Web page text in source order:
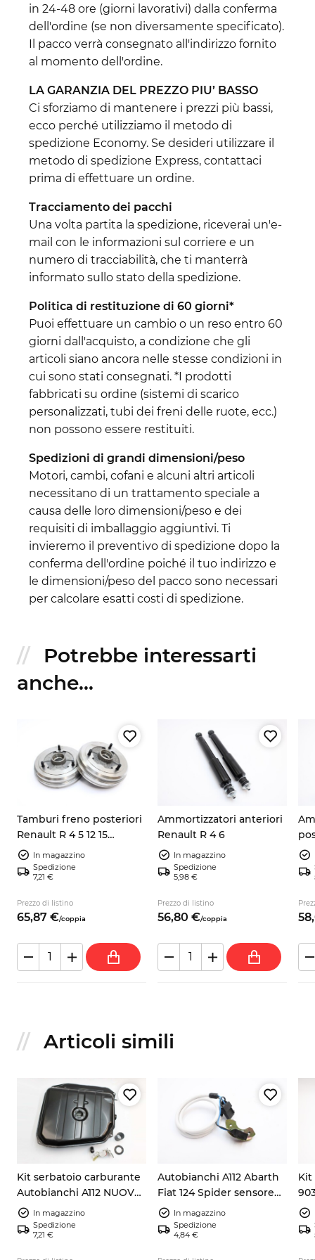
in 24-48 ore (giorni lavorativi) dalla conferma
dell'ordine (se non diversamente specificato).
Il pacco verrà consegnato all'indirizzo fornito
al momento dell'ordine.
LA GARANZIA DEL PREZZO PIU’ BASSO
Ci sforziamo di mantenere i prezzi più bassi,
ecco perché utilizziamo il metodo di
spedizione Economy. Se desideri utilizzare il
metodo di spedizione Express, contattaci
prima di effettuare un ordine.
Tracciamento dei pacchi
Una volta partita la spedizione, riceverai un'e-
mail con le informazioni sul corriere e un
numero di tracciabilità, che ti manterrà
informato sullo stato della spedizione.
Politica di restituzione di 60 giorni*
Puoi effettuare un cambio o un reso entro 60
giorni dall'acquisto, a condizione che gli
articoli siano ancora nelle stesse condizioni in
cui sono stati consegnati. *I prodotti
fabbricati su ordine (sistemi di scarico
personalizzati, tubi dei freni delle ruote, ecc.)
non possono essere restituiti.
Spedizioni di grandi dimensioni/peso
Motori, cambi, cofani e alcuni altri articoli
necessitano di un trattamento speciale a
causa delle loro dimensioni/peso e dei
requisiti di imballaggio aggiuntivi. Ti
invieremo il preventivo di spedizione dopo la
conferma dell'ordine poiché il tuo indirizzo e
le dimensioni/peso del pacco sono necessari
per calcolare esatti costi di spedizione.
Potrebbe interessarti
anche...
Tamburi freno posteriori
Renault R 4 5 12 15
7701460327
In magazzino
Spedizione
7,21 €
Prezzo di listino
65,87 €/coppia
Ammortizzatori anteriori
Renault R 4 6
In magazzino
Spedizione
5,98 €
Prezzo di listino
56,80 €/coppia
14
58,
Articoli simili
Kit serbatoio carburante
Autobianchi A112 NUOVO
+ galleggiante +
guarnizione + tubo
In magazzino
Spedizione
7,21 €
Autobianchi A112 Abarth
Fiat 124 Spider sensore
pick up accensione
9937730
In magazzino
Spedizione
4,84 €
Kit